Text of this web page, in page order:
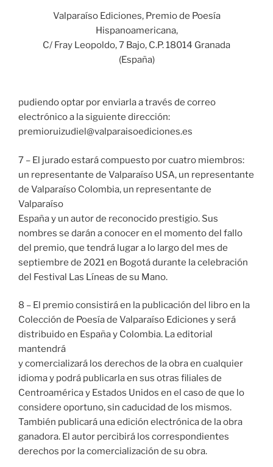
Valparaíso Ediciones, Premio de Poesía
Hispanoamericana,
C/ Fray Leopoldo, 7 Bajo, C.P. 18014 Granada
(España)
pudiendo optar por enviarla a través de correo
electrónico a la siguiente dirección:
premioruizudiel@valparaisoediciones.es
7 – El jurado estará compuesto por cuatro miembros:
un representante de Valparaíso USA, un representante
de Valparaíso Colombia, un representante de
Valparaíso
España y un autor de reconocido prestigio. Sus
nombres se darán a conocer en el momento del fallo
del premio, que tendrá lugar a lo largo del mes de
septiembre de 2021 en Bogotá durante la celebración
del Festival Las Líneas de su Mano.
8 – El premio consistirá en la publicación del libro en la
Colección de Poesía de Valparaíso Ediciones y será
distribuido en España y Colombia. La editorial
mantendrá
y comercializará los derechos de la obra en cualquier
idioma y podrá publicarla en sus otras filiales de
Centroamérica y Estados Unidos en el caso de que lo
considere oportuno, sin caducidad de los mismos.
También publicará una edición electrónica de la obra
ganadora. El autor percibirá los correspondientes
derechos por la comercialización de su obra.